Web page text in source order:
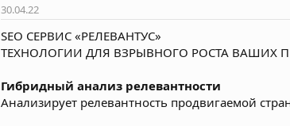
30.04.22
SEO СЕРВИС «РЕЛЕВАНТУС»
ТЕХНОЛОГИИ ДЛЯ ВЗРЫВНОГО РОСТА ВАШИХ
Гибридный анализ релевантности
Анализирует релевантность продвигаемой